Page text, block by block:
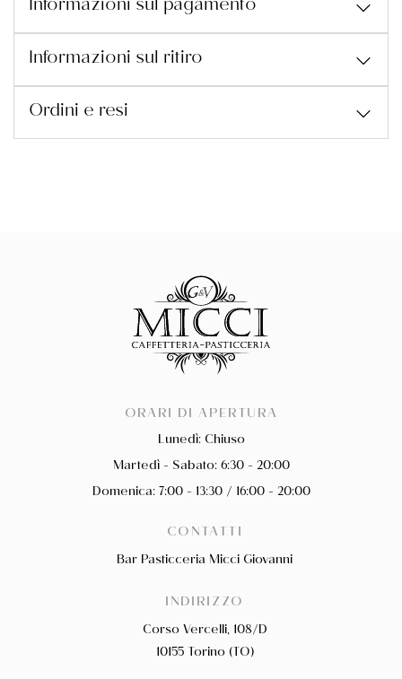
Informazioni sul ritiro
Ordini e resi
ORARI DI APERTURA
Lunedì: Chiuso
Martedì - Sabato: 6:30 - 20:00
Domenica: 7:00 - 13:30 / 16:00 - 20:00
CONTATTI
Bar Pasticceria Micci Giovanni
INDIRIZZO
Corso Vercelli, 108/D
10155 Torino (TO)